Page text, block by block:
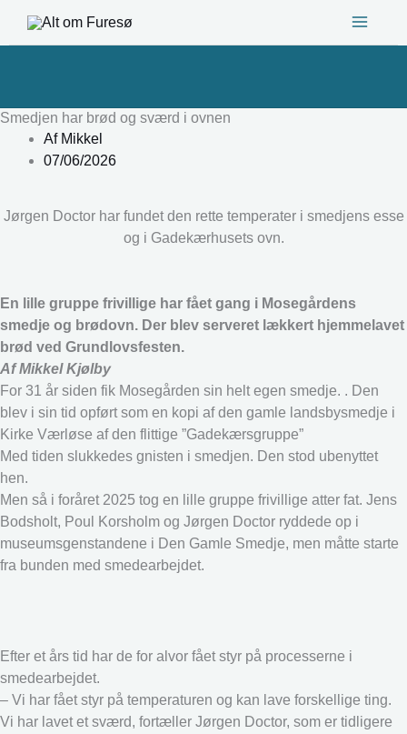
Smedjen har brød og sværd i ovnen
AfMikkel
07/06/2026
Jørgen Doctor har fundet den rette temperater i smedjens esse
og i Gadekærhusets ovn.
En lille gruppe frivillige har fået gang i Mosegårdens
smedje og brødovn. Der blev serveret lækkert hjemmelavet
brød ved Grundlovsfesten.
Af Mikkel Kjølby
For 31 år siden fik Mosegården sin helt egen smedje. . Den
blev i sin tid opført som en kopi af den gamle landsbysmedje i
Kirke Værløse af den flittige ”Gadekærsgruppe”
Med tiden slukkedes gnisten i smedjen. Den stod ubenyttet
hen.
Men så i foråret 2025 tog en lille gruppe frivillige atter fat. Jens
Bodsholt, Poul Korsholm og Jørgen Doctor ryddede op i
museumsgenstandene i Den Gamle Smedje, men måtte starte
fra bunden med smedearbejdet.
Efter et års tid har de for alvor fået styr på processerne i
smedearbejdet.
– Vi har fået styr på temperaturen og kan lave forskellige ting.
Vi har lavet et sværd, fortæller Jørgen Doctor, som er tidligere